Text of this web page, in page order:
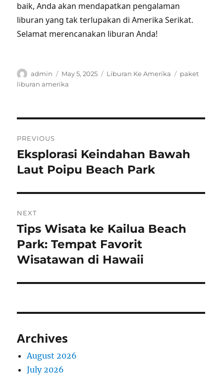
baik, Anda akan mendapatkan pengalaman
liburan yang tak terlupakan di Amerika Serikat.
Selamat merencanakan liburan Anda!
Author
admin
Posted
on
May 5, 2025 Categories
Liburan Ke Amerika Tags
paket
liburan amerika
navigation
PREVIOUS
Previous
post:
Eksplorasi Keindahan Bawah
Laut Poipu Beach Park
NEXT
Next
post:
Tips Wisata ke Kailua Beach
Park: Tempat Favorit
Wisatawan di Hawaii
Archives
August 2026
July 2026